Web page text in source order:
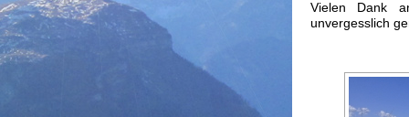
Vielen Dank
unvergesslich